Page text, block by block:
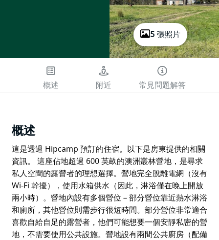
5 張照片
概述 附近 常見問題解答
概述
這是透過 Hipcamp 預訂的住宿。以下是房東提供的相關
資訊。 這座佔地超過 600 英畝的澳洲叢林營地，是尋求
私人空間的露營者的理想選擇。營地完全脫離電網（沒有
Wi-Fi 幹擾），使用水箱供水（因此，淋浴僅在晚上開放
兩小時）。營地內設有多個營位－部分營位靠近熱水淋浴
和廁所，其他營位則需步行很短時間。部分營位非常適合
喜歡自給自足的露營者，他們可能想要一個安靜私密的營
地，不需要使用公共設施。營地設有兩間公共廚房（配備